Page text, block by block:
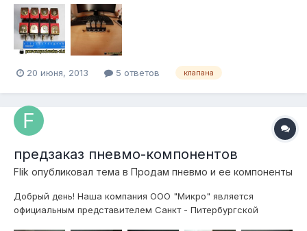
много инфы) кто возьмется?
20 июня, 2013 5 ответов клапана
предзаказ пневмо-компонентов
Flik опубликовал тема в Продам пневмо и ее компоненты
Добрый день! Наша компания ООО "Микро" является
официальным представителем Санкт - Питербургской